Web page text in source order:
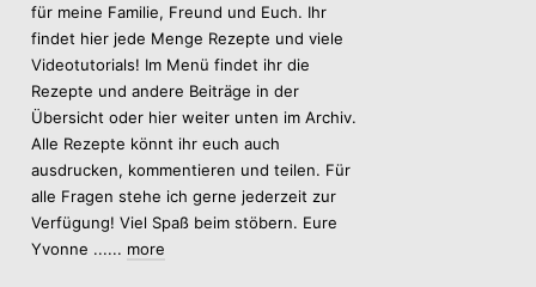
für meine Familie, Freund und Euch. Ihr
findet hier jede Menge Rezepte und viele
Videotutorials! Im Menü findet ihr die
Rezepte und andere Beiträge in der
Übersicht oder hier weiter unten im Archiv.
Alle Rezepte könnt ihr euch auch
ausdrucken, kommentieren und teilen. Für
alle Fragen stehe ich gerne jederzeit zur
Verfügung! Viel Spaß beim stöbern. Eure
Yvonne ...... more